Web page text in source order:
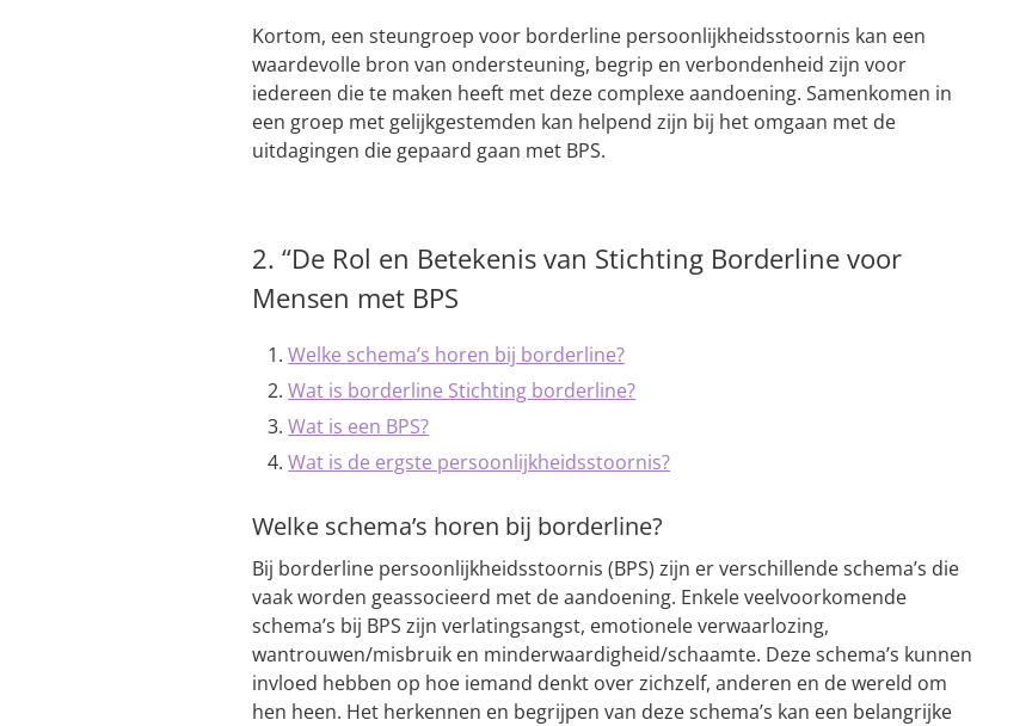
Kortom, een steungroep voor borderline persoonlijkheidsstoornis kan een
waardevolle bron van ondersteuning, begrip en verbondenheid zijn voor
iedereen die te maken heeft met deze complexe aandoening. Samenkomen in
een groep met gelijkgestemden kan helpend zijn bij het omgaan met de
uitdagingen die gepaard gaan met BPS.
2. “De Rol en Betekenis van Stichting Borderline voor
Mensen met BPS
Welke schema’s horen bij borderline?
Wat is borderline Stichting borderline?
Wat is een BPS?
Wat is de ergste persoonlijkheidsstoornis?
Welke schema’s horen bij borderline?
Bij borderline persoonlijkheidsstoornis (BPS) zijn er verschillende schema’s die
vaak worden geassocieerd met de aandoening. Enkele veelvoorkomende
schema’s bij BPS zijn verlatingsangst, emotionele verwaarlozing,
wantrouwen/misbruik en minderwaardigheid/schaamte. Deze schema’s kunnen
invloed hebben op hoe iemand denkt over zichzelf, anderen en de wereld om
hen heen. Het herkennen en begrijpen van deze schema’s kan een belangrijke